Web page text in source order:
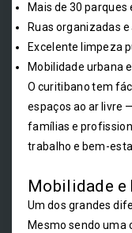
Mais de 30 parques
Ruas organizadas
Excelente limpeza
Mobilidade urbana
O curitibano tem
espaços ao ar livre
famílias e
trabalho e bem-
Mobilidade
Um dos grandes
Mesmo sendo uma